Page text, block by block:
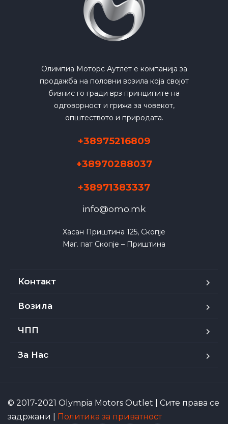
Олимпиа Моторс Аутлет е компанија за
продажба на половни возила која својот
бизнис го гради врз принципите на
одговорност и грижа за човекот,
општеството и природата.
+38975216809
+38970288037
+38971383337
info@omo.mk
Хасан Приштина 125, Скопје
Маг. пат Скопје – Приштина
Контакт
Возила
ЧПП
За Нас
© 2017-2021 Olympia Motors Outlet | Сите права се
задржани | Политика за приватност